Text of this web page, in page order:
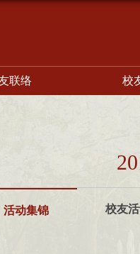
联络 校
活动集锦 校友